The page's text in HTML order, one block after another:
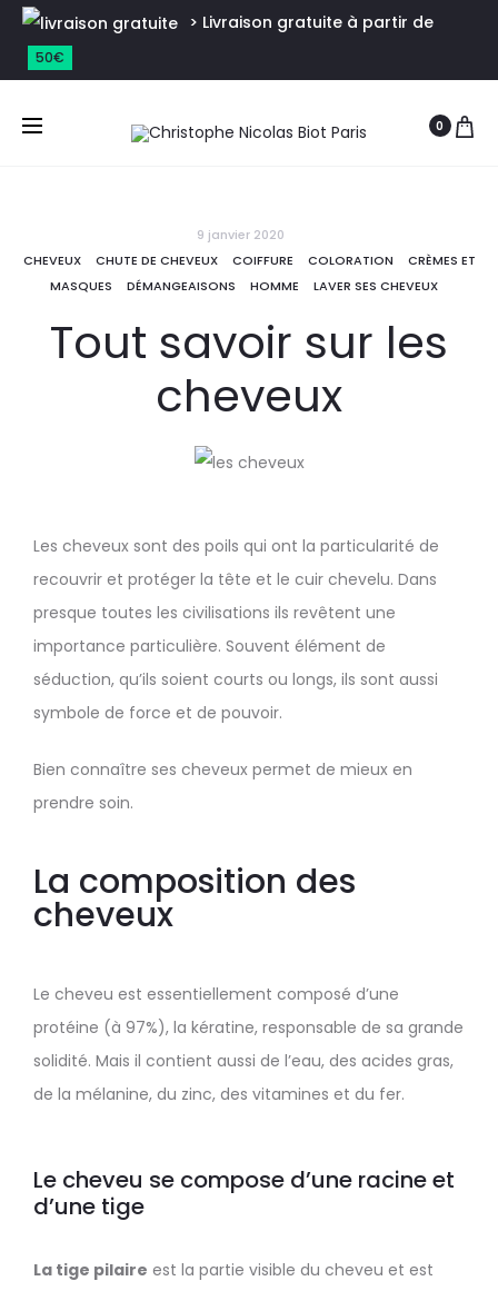
> Livraison gratuite à partir de
50€
0
9 janvier 2020
CHEVEUX
CHUTE DE CHEVEUX COIFFURE COLORATION
CRÈMES ET
MASQUES
DÉMANGEAISONS HOMME LAVER SES CHEVEUX
Tout savoir sur les
cheveux
Les cheveux sont des poils qui ont la particularité de
recouvrir et protéger la tête et le cuir chevelu. Dans
presque toutes les civilisations ils revêtent une
importance particulière. Souvent élément de
séduction, qu’ils soient courts ou longs, ils sont aussi
symbole de force et de pouvoir.
Bien connaître ses cheveux permet de mieux en
prendre soin.
La composition des
cheveux
Le cheveu est essentiellement composé d’une
protéine (à 97%), la kératine, responsable de sa grande
solidité. Mais il contient aussi de l’eau, des acides gras,
de la mélanine, du zinc, des vitamines et du fer.
Le cheveu se compose d’une racine et
d’une tige
La tige pilaire est la partie visible du cheveu et est